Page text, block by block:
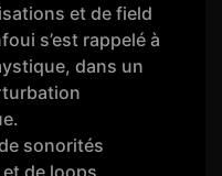
et de field
s’est rappelé à
dans un
sonorités